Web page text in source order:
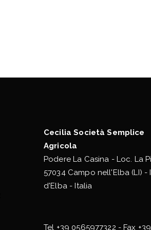
Cecilia Società Semplice
Agricola
Podere La Casina - Loc. La
57034 Campo nell'Elba (LI) -
d'Elba - Italia
Tel +39 0565977322 - Fax +39